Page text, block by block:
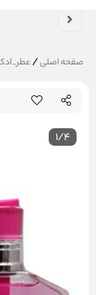
صفحه اصلی/